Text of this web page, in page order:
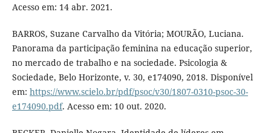
Acesso em: 14 abr. 2021.
BARROS, Suzane Carvalho da Vitória; MOURÃO, Luciana.
Panorama da participação feminina na educação superior,
no mercado de trabalho e na sociedade. Psicologia &
Sociedade, Belo Horizonte, v. 30, e174090, 2018. Disponível
em: https://www.scielo.br/pdf/psoc/v30/1807-0310-psoc-30-
e174090.pdf. Acesso em: 10 out. 2020.